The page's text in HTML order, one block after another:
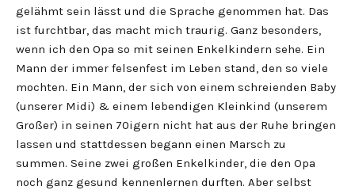
gelähmt sein lässt und die Sprache genommen hat. Das
ist furchtbar, das macht mich traurig. Ganz besonders,
wenn ich den Opa so mit seinen Enkelkindern sehe. Ein
Mann der immer felsenfest im Leben stand, den so viele
mochten. Ein Mann, der sich von einem schreienden Baby
(unserer Midi) & einem lebendigen Kleinkind (unserem
Großer) in seinen 70igern nicht hat aus der Ruhe bringen
lassen und stattdessen begann einen Marsch zu
summen. Seine zwei großen Enkelkinder, die den Opa
noch ganz gesund kennenlernen durften. Aber selbst